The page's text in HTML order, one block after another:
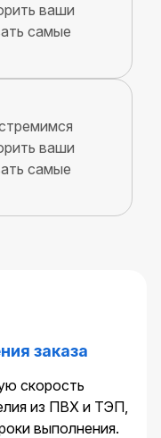
ваши
самые
ваши
самые
заказа
скорость
из ПВХ и ТЭП,
выполнения.